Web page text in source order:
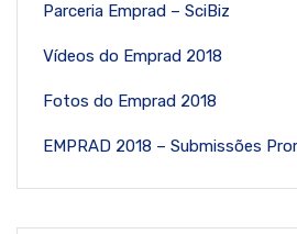
Parceria Emprad – SciBiz
Vídeos do Emprad 2018
Fotos do Emprad 2018
EMPRAD 2018 – Submissões